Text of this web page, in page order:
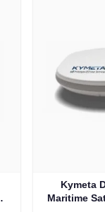
Kymeta
Maritime